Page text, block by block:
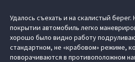
Удалось съехать и на скалистый
покрытии автомобиль легко
хорошо было видно работу
стандартном, не «крабовом» режиме,
поворачиваются в противоположном